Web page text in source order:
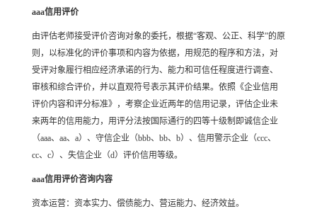
aaa信用评价
由评估老师接受评价咨询对象的委托，根据“客观、公正、科学”的原
则，以标准化的评价事项和内容为依据，用规范的程序和方法，对
受评对象履行相应经济承诺的行为、能力和可信任程度进行调查、
审核和综合评价，并以直观符号表示其评价结果。依照《企业信用
评价内容和评分标准》，考察企业近两年的信用记录，评估企业未
来两年的信用能力，用评分法按国际通行的四等十级制即诚信企业
（aaa、aa、a）、守信企业（bbb、bb、b）、信用警示企业（ccc、
cc、c）、失信企业（d）评价信用等级。
aaa信用评价咨询内容
资本运营：资本实力、偿债能力、营运能力、经济效益。